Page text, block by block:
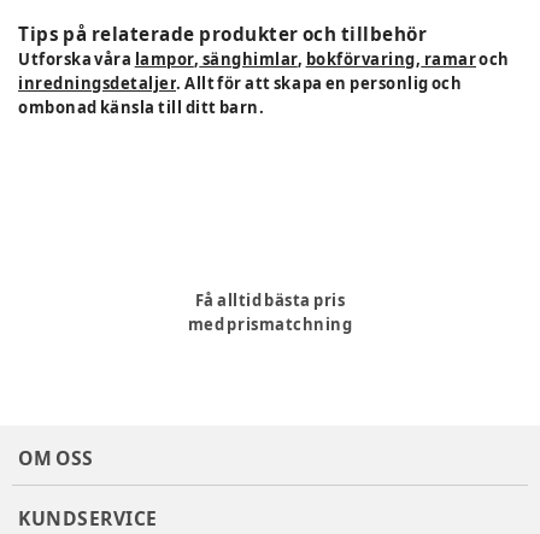
Tips på relaterade produkter och tillbehör
Utforska våra lampor, sänghimlar, bokförvaring, ramaroch
inredningsdetaljer. Allt för att skapa en personlig och
ombonad känsla till ditt barn.
Få alltid bästa pris
med prismatchning
OM OSS
KUNDSERVICE